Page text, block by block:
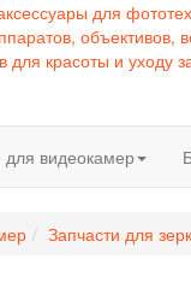
для видеокамер
Запчасти для